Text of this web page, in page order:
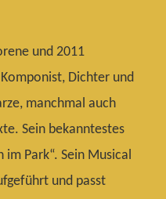
und 2011
Dichter und
manchmal auch
Sein bekanntestes
im Park“. Sein Musical
und passt